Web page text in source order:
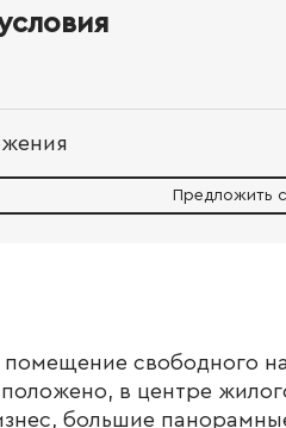
Предложить
помещение свободного
в центре
большие